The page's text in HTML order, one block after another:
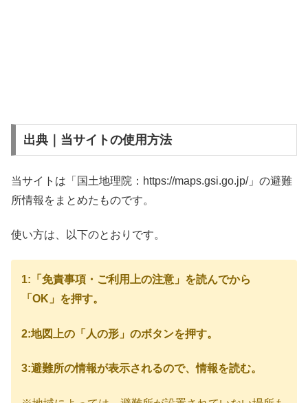
出典｜当サイトの使用方法
当サイトは「国土地理院：https://maps.gsi.go.jp/」の避難
所情報をまとめたものです。
使い方は、以下のとおりです。
1:「免責事項・ご利用上の注意」を読んでから
「OK」を押す。
2:地図上の「人の形」のボタンを押す。
3:避難所の情報が表示されるので、情報を読む。